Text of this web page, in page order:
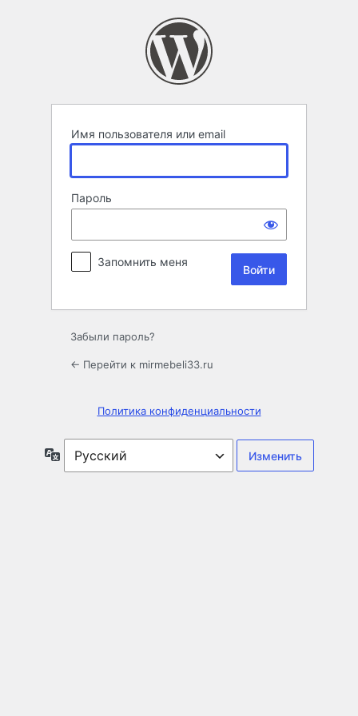
Имя пользователя или email
Пароль
Запомнить меня
Забыли пароль?
← Перейти к mirmebeli33.ru
Политика конфиденциальности
Язык